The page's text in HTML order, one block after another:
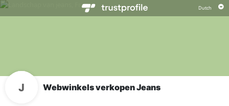
Webwinkels verkopen Jeans